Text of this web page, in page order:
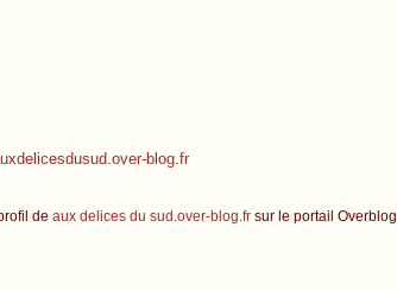
blog.fr
de aux delices du sud.over-blog.fr sur le portail Overblog